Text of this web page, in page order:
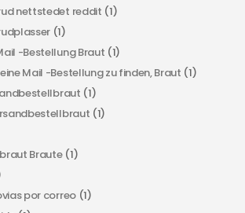
nettstedet reddit (1)
(1)
-Bestellung Braut (1)
Mail -Bestellung zu finden, Braut (1)
(1)
(1)
Braute(1)
por correo(1)